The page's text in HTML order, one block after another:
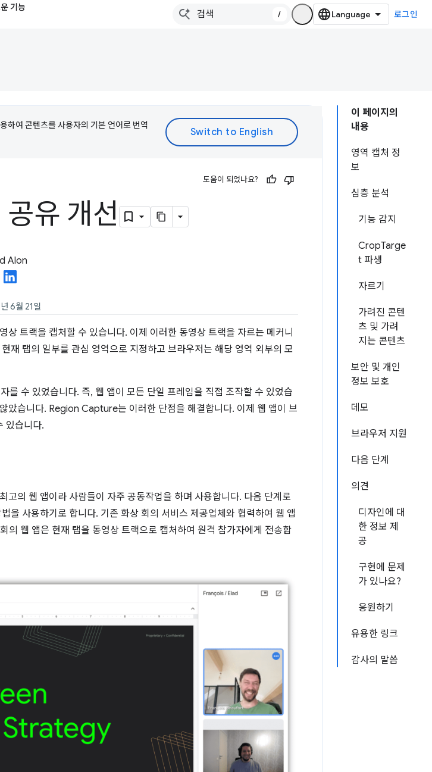
기능
/ 로그인
이 페이지의
내용
영역 캡처 정
보
심층 분석
기능 감지
CropTarge
t 파생
자르기
가려진 콘텐
츠 및 가려
지는 콘텐츠
보안 및 개인
정보 보호
데모
브라우저 지원
다음 단계
의견
디자인에 대
한 정보 제
공
구현에 문제
가 있나요?
응원하기
유용한 링크
감사의 말씀
하여 콘텐츠를 사용자의 기본 언어로 번역
도움이 되었나요?
유 개선
Alon
6월 21일
상 트랙을 캡처할 수 있습니다. 이제 이러한 동영상 트랙을 자르는 메커니
재 탭의 일부를 관심 영역으로 지정하고 브라우저는 해당 영역 외부의 모
를 수 있었습니다. 즉, 웹 앱이 모든 단일 프레임을 직접 조작할 수 있었습
았습니다. Region Capture는 이러한 단점을 해결합니다. 이제 웹 앱이 브
있습니다.
고의 웹 앱이라 사람들이 자주 공동작업을 하며 사용합니다. 다음 단계로
을 사용하기로 합니다. 기존 화상 회의 서비스 제공업체와 협력하여 웹 앱
의 웹 앱은 현재 탭을 동영상 트랙으로 캡처하여 원격 참가자에게 전송합